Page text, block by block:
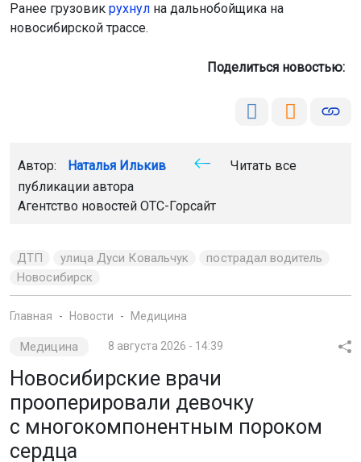
Ранее грузовик рухнул на дальнобойщика на
новосибирской трассе.
Поделиться новостью:
Автор: Наталья Илькив
Читать все
публикации автора
Агентство новостей ОТС-Горсайт
ДТП улица Дуси Ковальчук
пострадал водитель
Новосибирск
Главная Новости Медицина
Медицина 8 августа 2026 - 14:39
Новосибирские врачи
прооперировали девочку
с многокомпонентным пороком
сердца